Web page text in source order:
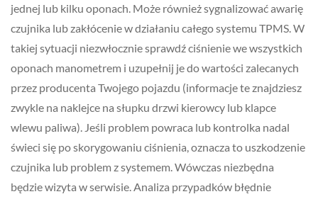
jednej lub kilku oponach. Może również sygnalizować awarię
czujnika lub zakłócenie w działaniu całego systemu TPMS. W
takiej sytuacji niezwłocznie sprawdź ciśnienie we wszystkich
oponach manometrem i uzupełnij je do wartości zalecanych
przez producenta Twojego pojazdu (informacje te znajdziesz
zwykle na naklejce na słupku drzwi kierowcy lub klapce
wlewu paliwa). Jeśli problem powraca lub kontrolka nadal
świeci się po skorygowaniu ciśnienia, oznacza to uszkodzenie
czujnika lub problem z systemem. Wówczas niezbędna
będzie wizyta w serwisie. Analiza przypadków błędnie